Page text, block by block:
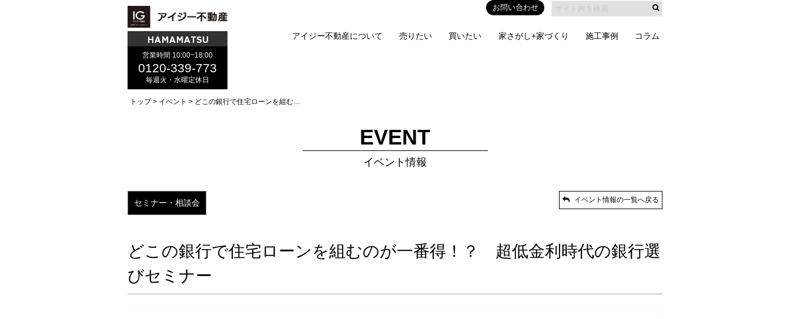
HAMAMATSU
営業時間 10:00~18:00
0120-339-773
毎週火・水曜定休日
お問い合わせ
アイジー不動産について 売りたい 買いたい 家さがし+家づくり 施工事例 コラム
トップ イベント どこの銀行で住宅ローンを組む…
EVENT
イベント情報
イベント情報の一覧へ戻る
セミナー・相談会
どこの銀行で住宅ローンを組むのが一番得！？ 超低金利時代の銀行選
びセミナー